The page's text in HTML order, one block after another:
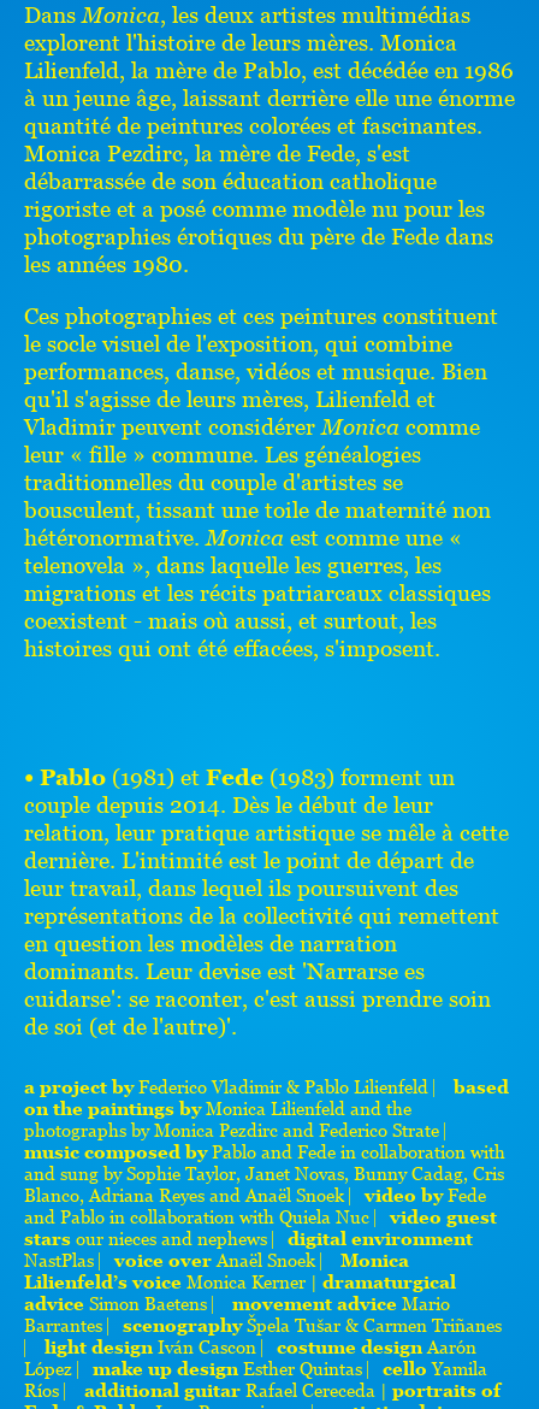
Dans Monica, les deux artistes multimédias
explorent l'histoire de leurs mères. Monica
Lilienfeld, la mère de Pablo, est décédée en 1986
à un jeune âge, laissant derrière elle une énorme
quantité de peintures colorées et fascinantes.
Monica Pezdirc, la mère de Fede, s'est
débarrassée de son éducation catholique
rigoriste et a posé comme modèle nu pour les
photographies érotiques du père de Fede dans
les années 1980.
Ces photographies et ces peintures constituent
le socle visuel de l'exposition, qui combine
performances, danse, vidéos et musique. Bien
qu'il s'agisse de leurs mères, Lilienfeld et
Vladimir peuvent considérer Monica comme
leur « fille » commune. Les généalogies
traditionnelles du couple d'artistes se
bousculent, tissant une toile de maternité non
hétéronormative. Monica est comme une «
telenovela », dans laquelle les guerres, les
migrations et les récits patriarcaux classiques
coexistent - mais où aussi, et surtout, les
histoires qui ont été effacées, s'imposent.
• Pablo (1981) et Fede (1983) forment un
couple depuis 2014. Dès le début de leur
relation, leur pratique artistique se mêle à cette
dernière. L'intimité est le point de départ de
leur travail, dans lequel ils poursuivent des
représentations de la collectivité qui remettent
en question les modèles de narration
dominants. Leur devise est 'Narrarse es
cuidarse': se raconter, c'est aussi prendre soin
de soi (et de l'autre)'.
a project byFederico Vladimir & Pablo Lilienfeld ⎸based
on the paintings byMonica Lilienfeld and the
photographs by Monica Pezdirc and Federico Strate ⎸
music composed byPablo and Fede in collaboration with
and sung by Sophie Taylor, Janet Novas, Bunny Cadag, Cris
Blanco, Adriana Reyes and Anaël Snoek ⎸video byFede
and Pablo in collaboration with Quiela Nuc ⎸video guest
stars our nieces and nephews ⎸ digital environment
NastPlas ⎸voice over Anaël Snoek ⎸ Monica
Lilienfeld’s voice Monica Kerner | dramaturgical
advice Simon Baetens ⎸ movement advice Mario
Barrantes ⎸ scenographyŠpela Tušar & Carmen Triñanes
light design Iván Cascon ⎸ costume design Aarón
López ⎸ make up design Esther Quintas ⎸ celloYamila
Ríos ⎸ additional guitar Rafael Cereceda | portraits of